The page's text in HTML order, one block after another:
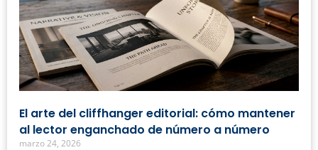
El arte del cliffhanger editorial: cómo mantener
al lector enganchado de número a número
marzo 24, 2026